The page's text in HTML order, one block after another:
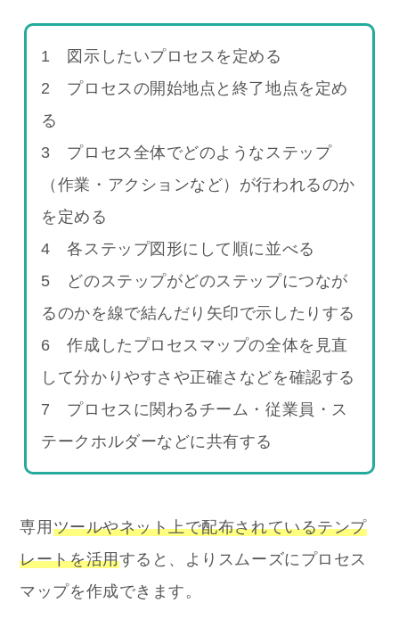
1 図示したいプロセスを定める
2 プロセスの開始地点と終了地点を定め
る
3 プロセス全体でどのようなステップ
（作業・アクションなど）が行われるのか
を定める
4 各ステップ図形にして順に並べる
5 どのステップがどのステップにつなが
るのかを線で結んだり矢印で示したりする
6 作成したプロセスマップの全体を見直
して分かりやすさや正確さなどを確認する
7 プロセスに関わるチーム・従業員・ス
テークホルダーなどに共有する
専用 ツールやネット上で配布されているテンプ
レートを活用すると、よりスムーズにプロセス
マップを作成できます。